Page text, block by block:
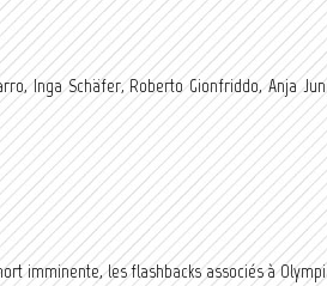
Inga Schäfer, Roberto Gionfriddo, Anja
imminente, les flashbacks associés à